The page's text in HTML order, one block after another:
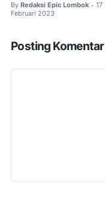
By Redaksi Epic Lombok • 17
Februari 2023
Posting Komentar